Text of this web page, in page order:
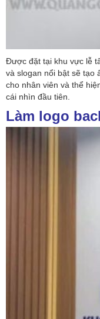
Được đặt tại khu vực lễ
và slogan nổi bật sẽ tạo
cho nhân viên và thể
cái nhìn đầu tiên.
Làm logo